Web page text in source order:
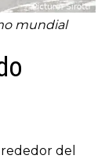
mundial
del